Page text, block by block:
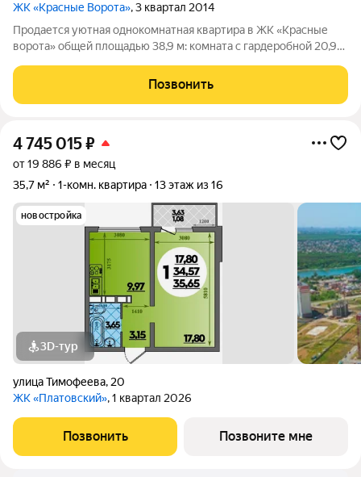
ЖК «Красные Ворота», 3 квартал 2014
Продается уютная однокомнатная квартира в ЖК «Красные
ворота» общей площадью 38,9 м: комната с гардеробной 20,9
квартире натяжные потолки, тройные металлопластиковые
окна, утепленные
Позвонить
4 745 015₽
от 19 886 ₽ в месяц
35,7 м²
1-комн. квартира 13 этаж из 16
новостройка
3D-тур
улица Тимофеева, 20
ЖК «Платовский», 1 квартал 2026
Позвонить Позвоните мне